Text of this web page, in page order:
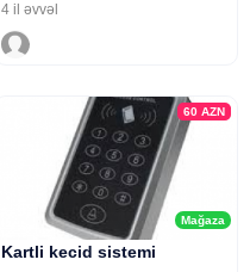
4 il əvvəl
Mağaza
60 AZN
Kartli kecid sistemi